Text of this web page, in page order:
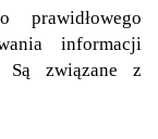
prawidłowego
informacji
Są związane z